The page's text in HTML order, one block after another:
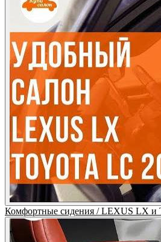
Комфортные сидения / LEXUS